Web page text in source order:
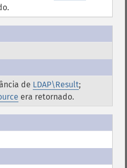
de LDAP\Result;
era retornado.